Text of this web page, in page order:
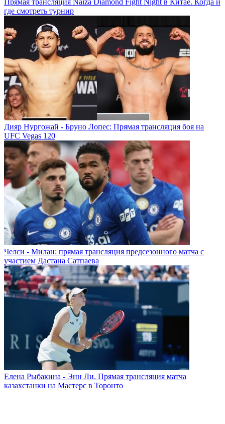
где смотреть турнир
Дияр Нургожай - Бруно Лопес: Прямая трансляция боя на
UFC Vegas 120
Челси - Милан: прямая трансляция предсезонного матча с
участием Дастана Сатпаева
Елена Рыбакина - Энн Ли. Прямая трансляция матча
казахстанки на Мастерс в Торонто